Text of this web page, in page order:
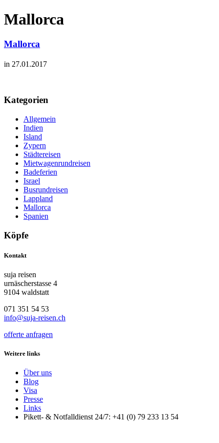
Mallorca
Mallorca
in 27.01.2017
Kategorien
Allgemein
Indien
Island
Zypern
Städtereisen
Mietwagenrundreisen
Badeferien
Israel
Busrundreisen
Lappland
Mallorca
Spanien
Köpfe
Kontakt
suja reisen
urnäscherstasse 4
9104 waldstatt
071 351 54 53
info@suja-reisen.ch
offerte anfragen
Weitere links
Über uns
Blog
Visa
Presse
Links
Pikett- & Notfalldienst 24/7: +41 (0) 79 233 13 54